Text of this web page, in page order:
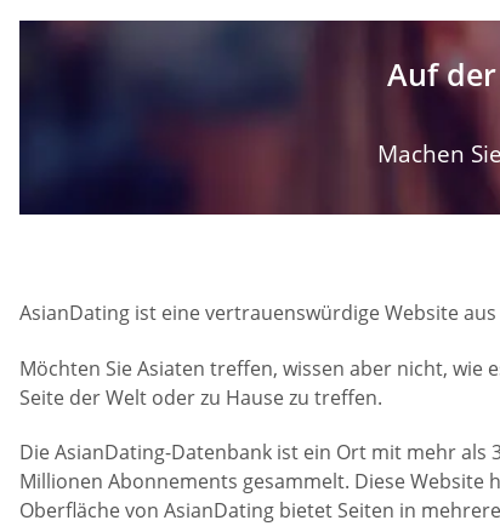
Auf
Machen
AsianDating ist eine vertrauenswürdige Website
Möchten Sie Asiaten treffen, wissen aber nicht, wie
Seite der Welt oder zu Hause zu treffen.
Die AsianDating-Datenbank ist ein Ort mit mehr als
Millionen Abonnements gesammelt. Diese Website
Oberfläche von AsianDating bietet Seiten in